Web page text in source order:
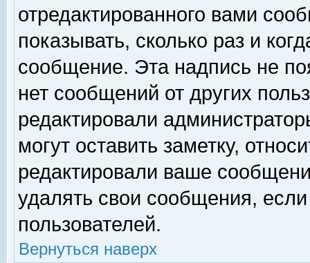
отредактированного вами
показывать, сколько раз и
сообщение. Эта надпись не
нет сообщений от других
редактировали
могут оставить заметку,
редактировали ваше
удалять свои сообщения,
пользователей.
Вернуться наверх